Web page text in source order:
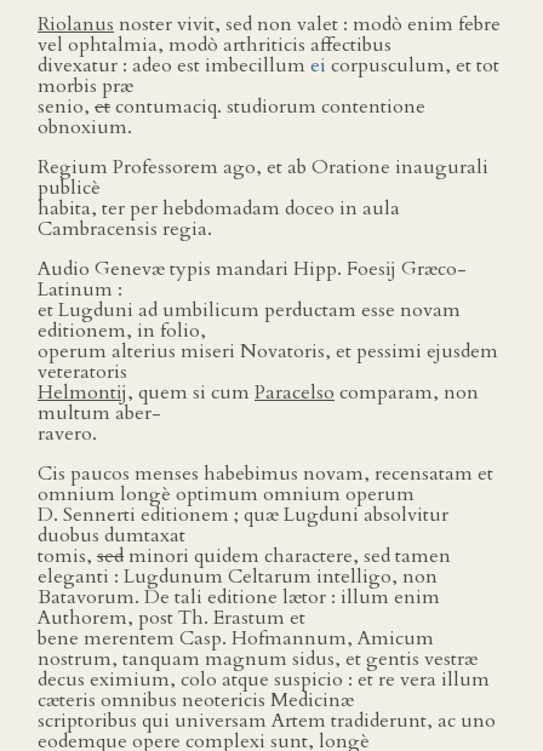
Riolanus noster vivit, sed non valet : modò enim febre
vel ophtalmia, modò arthriticis affectibus
divexatur : adeo est imbecillum ei corpusculum, et tot
morbis præ
senio, etcontumaciq. studiorum contentione
obnoxium.
Regium Professorem ago, et ab Oratione inaugurali
publicè
habita, ter per hebdomadam doceo in aula
Cambracensis regia.
Audio Genevæ typis mandari Hipp. Foesĳ Græco-
Latinum :
et Lugduni ad umbilicum perductam esse novam
editionem, in folio,
operum alterius miseri Novatoris, et pessimi ejusdem
veteratoris
Helmontĳ, quem si cum Paracelso comparam, non
multum aber-
ravero.
Cis paucos menses habebimus novam, recensatam et
omnium longè optimum omnium operum
D. Sennerti editionem ; quæ Lugduni absolvitur
duobus dumtaxat
tomis, sed minori quidem charactere, sed tamen
eleganti : Lugdunum Celtarum intelligo, non
Batavorum. De tali editione lætor : illum enim
Authorem, post Th. Erastum et
bene merentem Casp. Hofmannum, Amicum
nostrum, tanquam magnum sidus, et gentis vestræ
decus eximium, colo atque suspicio : et re vera illum
cæteris omnibus neotericis Medicinæ
scriptoribus qui universam Artem tradiderunt, ac uno
eodemque opere complexi sunt, longè